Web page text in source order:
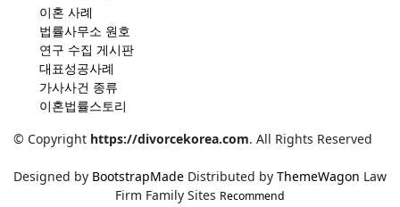
이혼 사례
법률사무소 원호
연구 수집 게시판
대표성공사례
가사사건 종류
이혼법률스토리
© Copyright https://divorcekorea.com. All Rights Reserved
Designed by BootstrapMade Distributed by ThemeWagon Law
Firm Family Sites Recommend